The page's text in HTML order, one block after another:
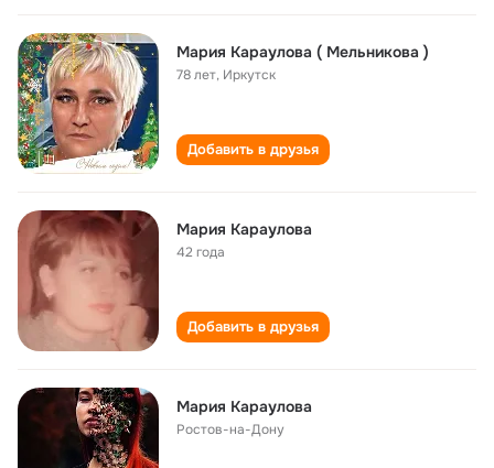
Мария Караулова ( Мельникова )
78 лет, Иркутск
Добавить в друзья
Мария Караулова
42 года
Добавить в друзья
Мария Караулова
Ростов-на-Дону